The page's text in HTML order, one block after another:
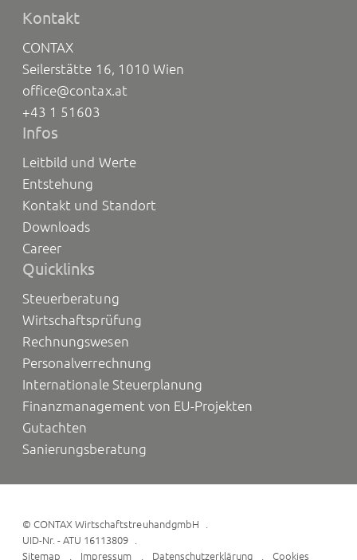
Kontakt
CONTAX
Seilerstätte 16, 1010 Wien
office@contax.at
+43 1 51603
Infos
Leitbild und Werte
Entstehung
Kontakt und Standort
Downloads
Career
Quicklinks
Steuerberatung
Wirtschaftsprüfung
Rechnungswesen
Personalverrechnung
Internationale Steuerplanung
Finanzmanagement von EU-Projekten
Gutachten
Sanierungsberatung
©CONTAX WirtschaftstreuhandgmbH
UID-Nr. - ATU 16113809
Sitemap
Impressum Datenschutzerklärung Cookies